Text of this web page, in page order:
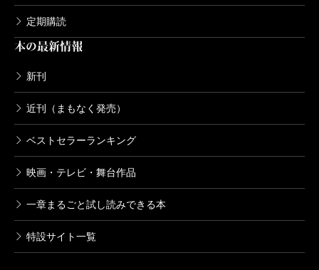
定期購読
本の最新情報
新刊
近刊（まもなく発売）
ベストセラーランキング
映画・テレビ・舞台作品
一章まるごと試し読みできる本
特設サイト一覧